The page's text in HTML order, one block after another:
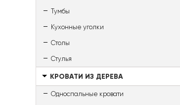
Тумбы
Кухонные уголки
Столы
Стулья
КРОВАТИ ИЗ ДЕРЕВА
Односпальные кровати